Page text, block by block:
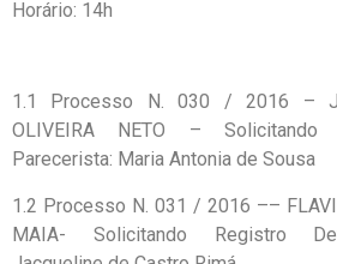
Horário: 14h
1.1 Processo N. 030 / 2016 –
OLIVEIRA NETO – Solicitando
Parecerista: Maria Antonia de Sousa
1.2 Processo N. 031 / 2016 ––
MAIA- Solicitando Registro